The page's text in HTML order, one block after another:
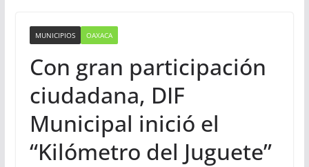
MUNICIPIOS OAXACA
Con gran participación
ciudadana, DIF
Municipal inició el
“Kilómetro del Juguete”